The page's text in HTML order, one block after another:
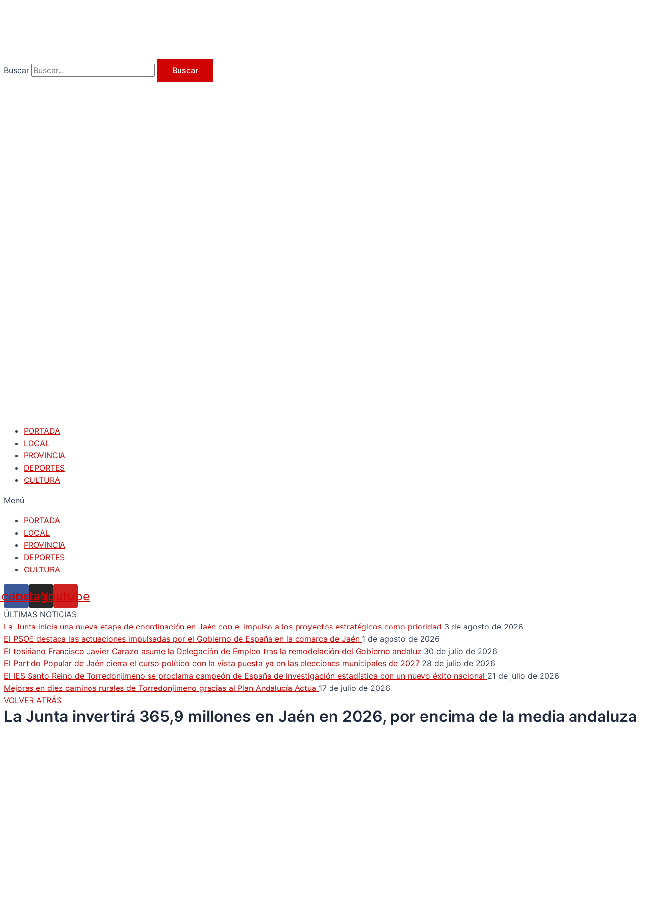
Buscar Buscar
PORTADA
LOCAL
PROVINCIA
DEPORTES
CULTURA
Menú
PORTADA
LOCAL
PROVINCIA
DEPORTES
CULTURA
Instagram
Youtube
ÚLTIMAS NOTICIAS
La Junta inicia una nueva etapa de coordinación en Jaén con el impulso a los proyectos estratégicos como prioridad 3 de agosto de 2026
El PSOE destaca las actuaciones impulsadas por el Gobierno de España en la comarca de Jaén 1 de agosto de 2026
El tosiriano Francisco Javier Carazo asume la Delegación de Empleo tras la remodelación del Gobierno andaluz 30 de julio de 2026
El Partido Popular de Jaén cierra el curso político con la vista puesta ya en las elecciones municipales de 2027 28 de julio de 2026
El IES Santo Reino de Torredonjimeno se proclama campeón de España de investigación estadística con un nuevo éxito nacional 21 de julio de 2026
Mejoras en diez caminos rurales de Torredonjimeno gracias al Plan Andalucía Actúa 17 de julio de 2026
VOLVER ATRÁS
La Junta invertirá 365,9 millones en Jaén en 2026, por encima de la media andaluza